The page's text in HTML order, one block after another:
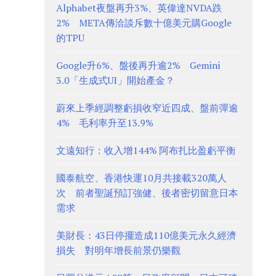
Alphabet夜盤再升3%、英偉達NVDA跌
2% META傳洽談斥數十億美元購Google
的TPU
Google升6%、盤後再升逾2% Gemini
3.0「生成式UI」開始產金？
蔚來上季經調整虧損收窄近四成、盤前彈逾
4% 毛利率升至13.9%
文遠知行：收入增144% 阿布扎比盈虧平衡
國泰航空、香港快運10月共接載320萬人
次 前者聖誕預訂強健、後者密切留意日本
需求
美財長：43日停擺造成110億美元永久經濟
損失 對明年增長前景仍樂觀